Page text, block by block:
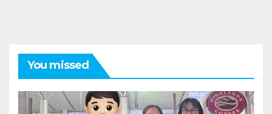
You missed